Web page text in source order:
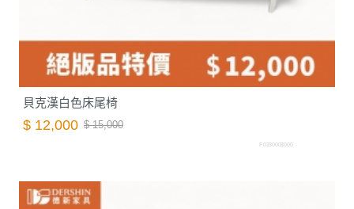
貝克漢白色床尾椅
$ 12,000 $ 15,000
F0230003000